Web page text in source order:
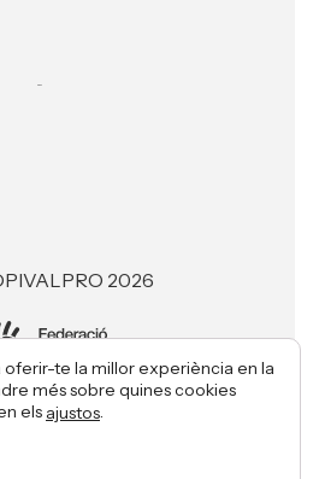
2026
♥ by
te la millor experiència en la
més sobre quines cookies
els ajustos